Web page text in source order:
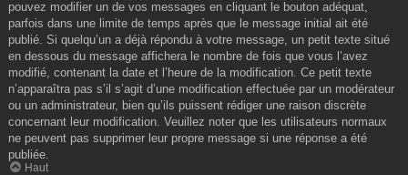
pouvez modifier un de vos messages en cliquant le bouton adéquat,
parfois dans une limite de temps après que le message initial ait été
publié. Si quelqu’un a déjà répondu à votre message, un petit texte situé
en dessous du message affichera le nombre de fois que vous l’avez
modifié, contenant la date et l’heure de la modification. Ce petit texte
n’apparaîtra pas s’il s’agit d’une modification effectuée par un modérateur
ou un administrateur, bien qu’ils puissent rédiger une raison discrète
concernant leur modification. Veuillez noter que les utilisateurs normaux
ne peuvent pas supprimer leur propre message si une réponse a été
publiée.
Haut